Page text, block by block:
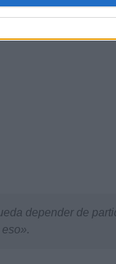
depender de